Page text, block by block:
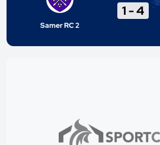
Samer RC 2
1-4